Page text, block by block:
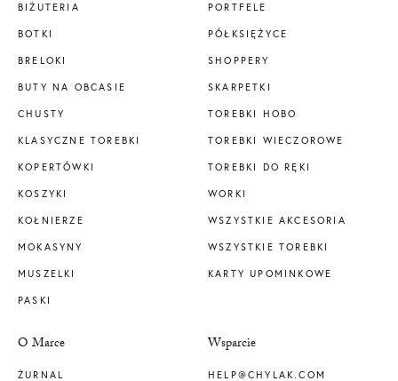
BIŻUTERIA
BOTKI
BRELOKI
BUTY NA OBCASIE
CHUSTY
KLASYCZNE TOREBKI
KOPERTÓWKI
KOSZYKI
KOŁNIERZE
MOKASYNY
MUSZELKI
PASKI
PORTFELE
PÓŁKSIĘŻYCE
SHOPPERY
SKARPETKI
TOREBKI HOBO
TOREBKI WIECZOROWE
TOREBKI DO RĘKI
WORKI
WSZYSTKIE AKCESORIA
WSZYSTKIE TOREBKI
KARTY UPOMINKOWE
O Marce
ŻURNAL
Wsparcie
HELP@CHYLAK.COM